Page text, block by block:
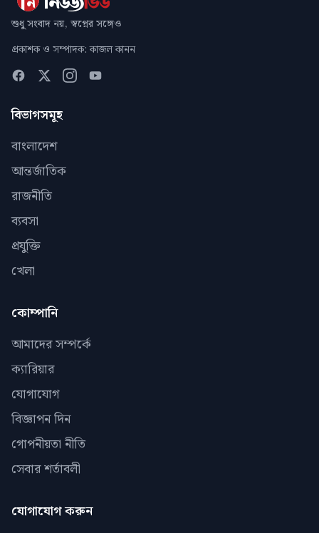
শুধু সংবাদ নয়, স্বপ্নের সঙ্গেও
প্রকাশক ও সম্পাদক: কাজল কানন
বিভাগসমূহ
বাংলাদেশ
আন্তর্জাতিক
রাজনীতি
ব্যবসা
প্রযুক্তি
খেলা
কোম্পানি
আমাদের সম্পর্কে
ক্যারিয়ার
যোগাযোগ
বিজ্ঞাপন দিন
গোপনীয়তা নীতি
সেবার শর্তাবলী
যোগাযোগ করুন